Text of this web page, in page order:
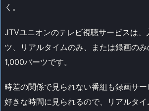
く。
JTVユニオンのテレビ視聴サービスは、
ツ、リアルタイムのみ、または録画の
1,000バーツです。
時差の関係で見られない番組も録画サー
好きな時間に見られるので、リアルタ